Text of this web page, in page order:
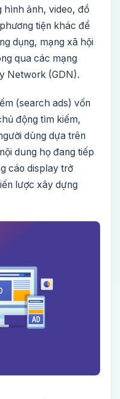
hình ảnh, video, đồ
tiện khác để
dụng, mạng xã hội
qua các mạng
Network (GDN).
(search ads) vốn
động tìm kiếm,
dùng dựa trên
dung họ đang tiếp
cáo display trở
lược xây dựng